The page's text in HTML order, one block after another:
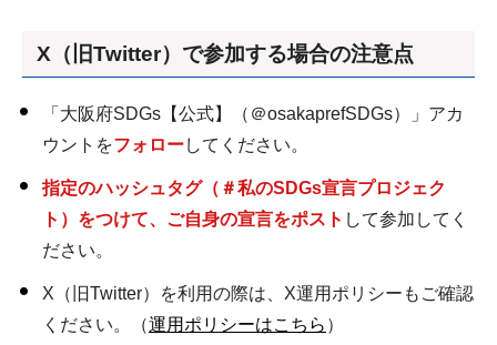
X（旧Twitter）で参加する場合の注意点
「大阪府SDGs【公式】（＠osakaprefSDGs）」アカ
ウントをフォローしてください。
指定のハッシュタグ（＃私のSDGs宣言プロジェク
ト）をつけて、ご自身の宣言をポスト して参加してく
ださい。
X（旧Twitter）を利用の際は、X運用ポリシーもご確認
ください。（運用ポリシーはこちら ）